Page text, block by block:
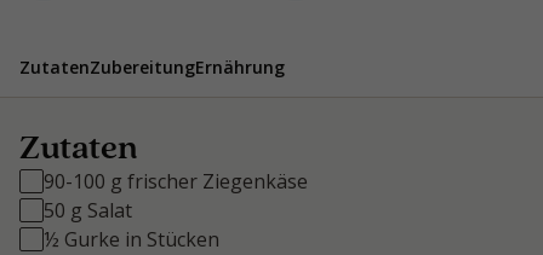
ZutatenZubereitungErnährung
Zutaten
90-100 g frischer Ziegenkäse
50 g Salat
½ Gurke in Stücken